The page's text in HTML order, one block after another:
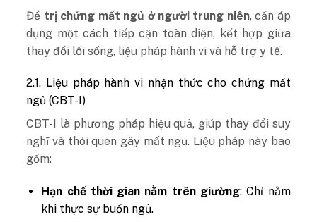
Để trị chứng mất ngủ ở người trung niên, cần áp
dụng một cách tiếp cận toàn diện, kết hợp giữa
thay đổi lối sống, liệu pháp hành vi và hỗ trợ y tế.
2.1. Liệu pháp hành vi nhận thức cho chứng mất
ngủ (CBT-I)
CBT-I là phương pháp hiệu quả, giúp thay đổi suy
nghĩ và thói quen gây mất ngủ. Liệu pháp này bao
gồm:
Hạn chế thời gian nằm trên giường: Chỉ nằm
khi thực sự buồn ngủ.